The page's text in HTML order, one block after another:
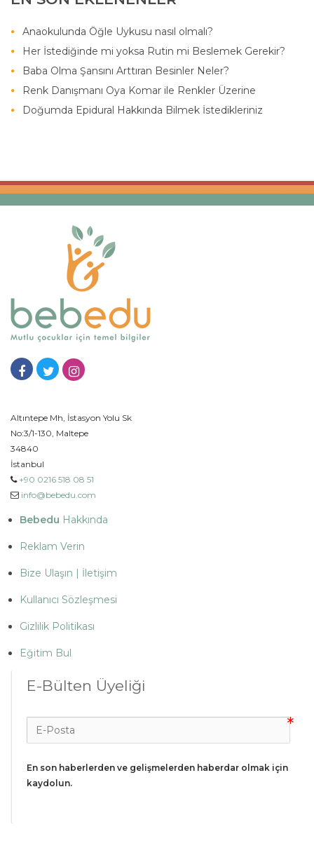
Anaokulunda Öğle Uykusu nasıl olmalı?
Her İstediğinde mi yoksa Rutin mi Beslemek Gerekir?
Baba Olma Şansını Arttıran Besinler Neler?
Renk Danışmanı Oya Komar ile Renkler Üzerine
Doğumda Epidural Hakkında Bilmek İstedikleriniz
Altıntepe Mh, İstasyon Yolu Sk
No:3/1-130, Maltepe
34840
İstanbul
+90 0216 518 08 51
info@bebedu.com
Bebedu Hakkında
Reklam Verin
Bize Ulaşın | İletişim
Kullanıcı Sözleşmesi
Gizlilik Politikası
Eğitim Bul
E-Bülten Üyeliği
En son haberlerden ve gelişmelerden haberdar olmak için
kaydolun.